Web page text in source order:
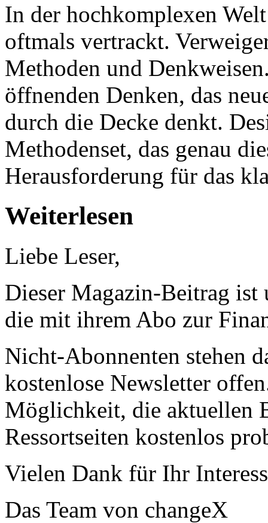
In der hochkomplexen
oftmals vertrackt.
Methoden und
öffnenden Denken, das
durch die Decke denkt.
Methodenset, das genau
Herausforderung für das
Weiterlesen
Liebe Leser,
Dieser Magazin-Beitrag ist
die mit ihrem Abo zur
Nicht-Abonnenten stehen
kostenlose Newsletter
Möglichkeit, die aktuellen
Ressortseiten kostenlos
Vielen Dank für Ihr
Das Team von changeX